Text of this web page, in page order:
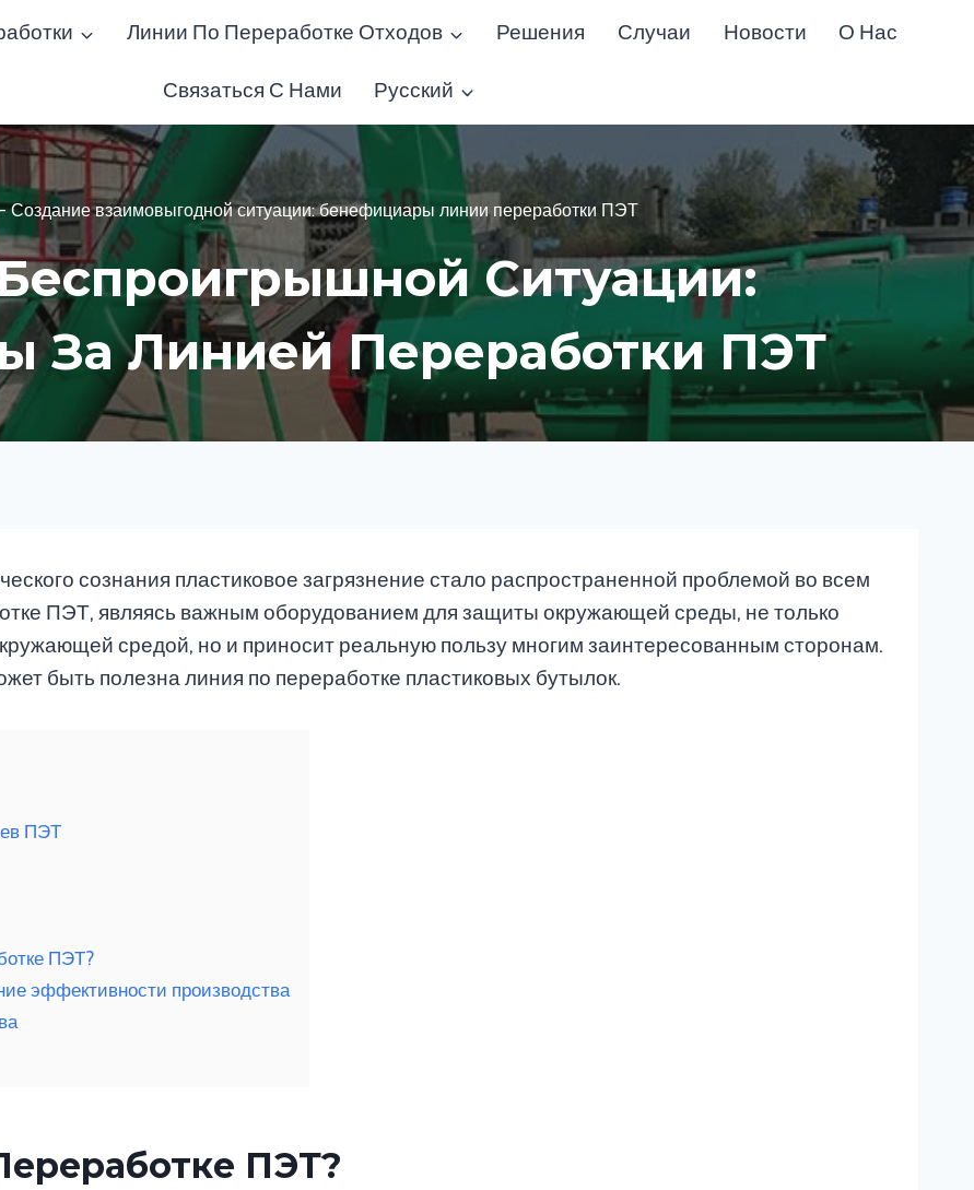
Линии По Переработке Отходов Решения Случаи Новости О Нас
Связаться С Нами Русский
Создание взаимовыгодной ситуации: бенефициары линии переработки ПЭТ
Ситуации:
За Линией Переработки ПЭТ
сознания пластиковое загрязнение стало распространенной проблемой во всем
ПЭТ, являясь важным оборудованием для защиты окружающей среды, не только
средой, но и приносит реальную пользу многим заинтересованным сторонам.
быть полезна линия по переработке пластиковых бутылок.
ПЭТ
ПЭТ?
эффективности производства
ПЭТ?